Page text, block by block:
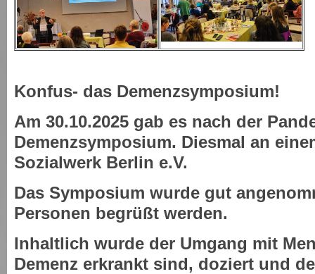
Konfus- das Demenzsymposium!
Am 30.10.2025 gab es nach der
Demenzsymposium. Diesmal an
Sozialwerk Berlin e.V.
Das Symposium wurde gut
Personen begrüßt werden.
Inhaltlich wurde der Umgang mit
Demenz erkrankt sind, doziert und